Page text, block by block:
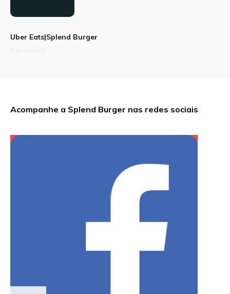
Uber Eats|Splend Burger
Acompanhe a Splend Burger nas redes sociais